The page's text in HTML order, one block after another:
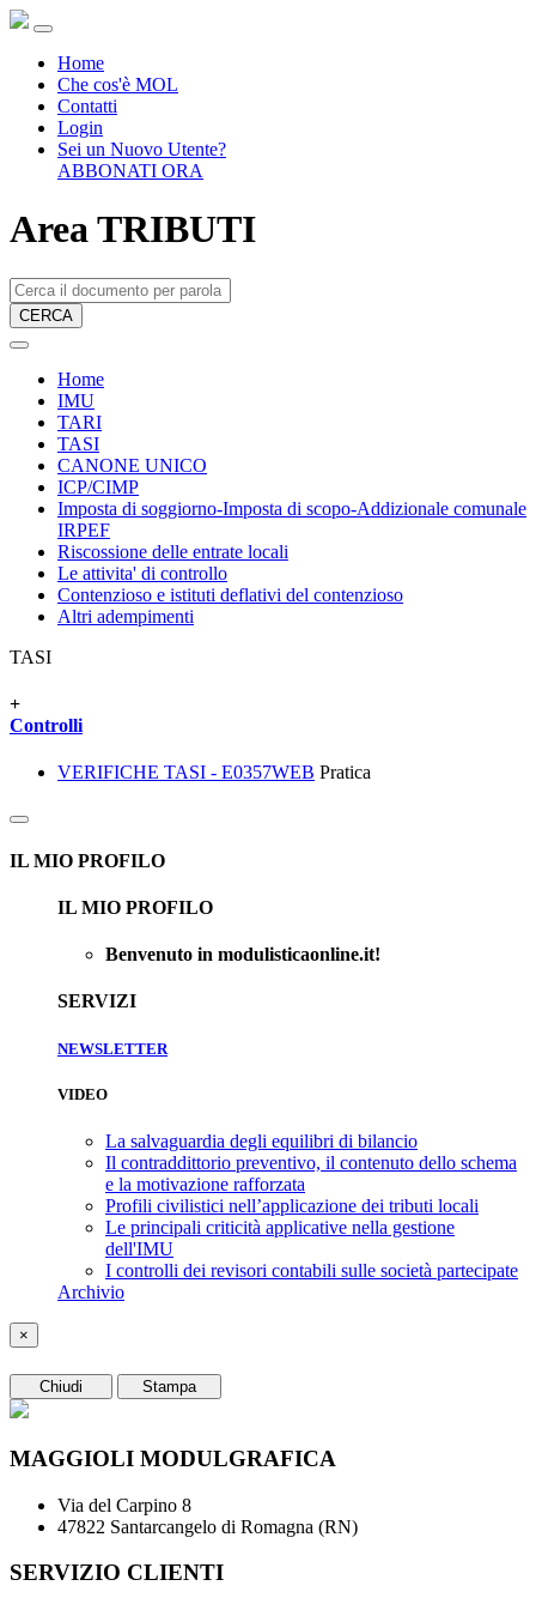
Home
Che cos'è MOL
Contatti
Login
Sei un Nuovo Utente?
ABBONATI ORA
Area TRIBUTI
CERCA
Home
IMU
TARI
TASI
CANONE UNICO
ICP/CIMP
Imposta di soggiorno-Imposta di scopo-Addizionale comunale
IRPEF
Riscossione delle entrate locali
Le attivita' di controllo
Contenzioso e istituti deflativi del contenzioso
Altri adempimenti
TASI
+
Controlli
VERIFICHE TASI - E0357WEB Pratica
IL MIO PROFILO
IL MIO PROFILO
Benvenuto in modulisticaonline.it!
SERVIZI
NEWSLETTER
VIDEO
La salvaguardia degli equilibri di bilancio
Il contraddittorio preventivo, il contenuto dello schema
e la motivazione rafforzata
Profili civilistici nell’applicazione dei tributi locali
Le principali criticità applicative nella gestione
dell'IMU
I controlli dei revisori contabili sulle società partecipate
Archivio
×
Chiudi Stampa
MAGGIOLI MODULGRAFICA
Via del Carpino 8
47822 Santarcangelo di Romagna (RN)
SERVIZIO CLIENTI